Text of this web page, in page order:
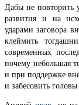
Дабы не повторить
развития и на
ударами заговора
клеймить
современных
почему небольшая
и при поддержке
и забесовить